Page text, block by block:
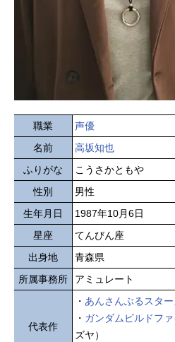
職業
声優
名前
高坂知也
ふりがな
こうさかともや
性別
男性
生年月日
1987年10月6日
星座
てんびん座
出身地
青森県
所属事務所
アミュレート
代表作
・ あんさんぶるスター
・ ガンダムビルドフ
ズヤ）